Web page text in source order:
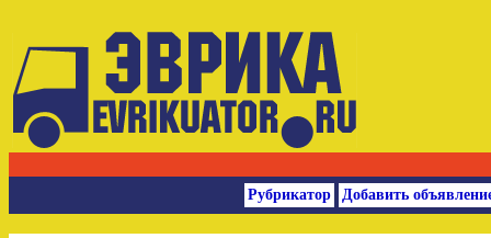
Рубрикатор Добавить